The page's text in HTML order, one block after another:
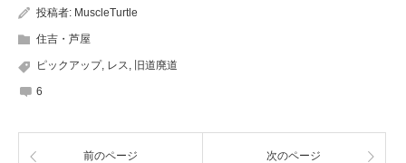
投稿者: MuscleTurtle
住吉・芦屋
ピックアップ, レス, 旧道廃道
6
前のページ 次のページ